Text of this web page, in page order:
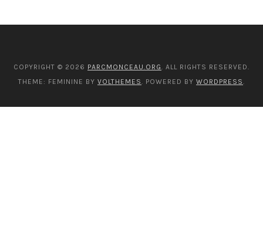
COPYRIGHT © 2026 PARCMONCEAU.ORG. ALL RIGHTS RESERVED.
THEME: FEMININE BY VOLTHEMES. POWERED BY WORDPRESS.